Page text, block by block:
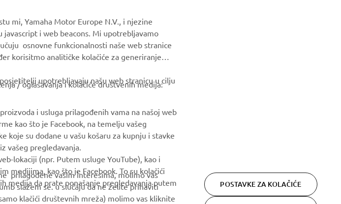
Dealer locator
Management of Waste
Batteries
Pročitajte našu Politiku privatnosti kako biste saznali kako
obrađujemo vaše osobne podatke:
Europe N.V. - All Rights Reserved Privacy Policy
mi, Yamaha Motor Europe N.V., i njezine
i web beacons. Mi upotrebljavamo
osnovne funkcionalnosti naše web stranice
korisitmo analitičke kolačiće za generiranje
upotrebljavaju našu web stranicu u cilju
/ oglašavanja i kolačiće društvenih medija:
i usluga prilagođenih vama na našoj web
kao što je Facebook, na temelju vašeg
koje su dodane u vašu košaru za kupnju i stavke
vašeg pregledavanja.
lokaciji (npr. Putem usluge YouTube), kao i
medijima, kao što je Facebook. To su kolačići
medija da prate ponašanje pregledavanja putem
prilagođene vašim interesima, molimo vas
slažem se. u slučaju da ne želite prihaviti
klačići društevnih mreža) molimo vas kliknite
POSTAVKE ZA KOLAČIĆE